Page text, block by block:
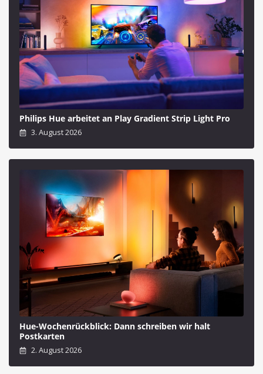
Philips Hue arbeitet an Play Gradient Strip Light Pro
3. August 2026
Hue-Wochenrückblick: Dann schreiben wir halt
Postkarten
2. August 2026